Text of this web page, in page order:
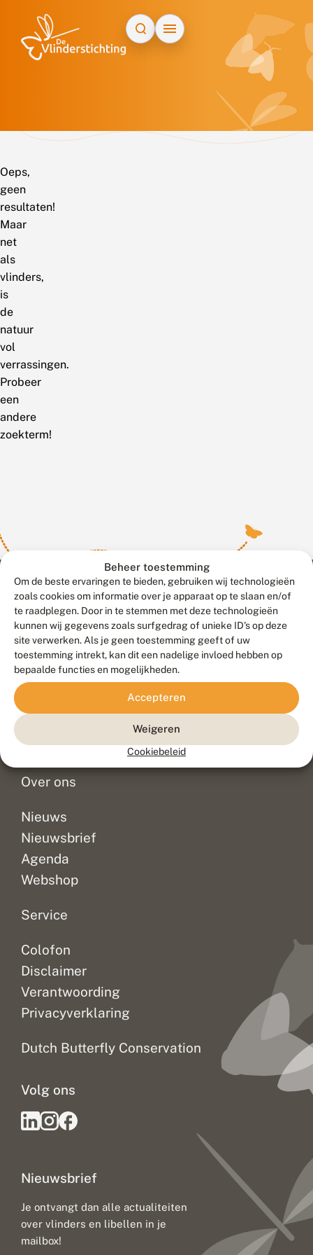
Beheer toestemming
Om de beste ervaringen te bieden, gebruiken wij technologieën
zoals cookies om informatie over je apparaat op te slaan en/of
te raadplegen. Door in te stemmen met deze technologieën
kunnen wij gegevens zoals surfgedrag of unieke ID's op deze
site verwerken. Als je geen toestemming geeft of uw
toestemming intrekt, kan dit een nadelige invloed hebben op
bepaalde functies en mogelijkheden.
Accepteren
Weigeren
Cookiebeleid
Oeps,
geen
resultaten!
Maar
net
als
vlinders,
is
de
natuur
vol
verrassingen.
Probeer
een
andere
zoekterm!
Contact
Veelgestelde vragen
Doneer
Over ons
Nieuws
Nieuwsbrief
Agenda
Webshop
Service
Colofon
Disclaimer
Verantwoording
Privacyverklaring
Dutch Butterfly Conservation
Nieuwsbrief
Je ontvangt dan alle actualiteiten
over vlinders en libellen in je
mailbox!
Volg ons
Meld waarnemingen© 2026 Vlinderstichting
Duurzaam ontwikkeld door
Go2People
, ontworpen door
Blue Field Agency
Privacy
Disclaimer
Sitemap